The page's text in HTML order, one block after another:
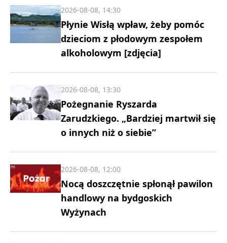
Płynie Wisłą wpław, żeby pomóc
dzieciom z płodowym zespołem
alkoholowym [zdjęcia]
2026-08-08, 14:30
Pożegnanie Ryszarda
Zarudzkiego. „Bardziej martwił się
o innych niż o siebie”
2026-08-08, 13:30
Nocą doszczętnie spłonął pawilon
handlowy na bydgoskich
Wyżynach
2026-08-08, 12:00